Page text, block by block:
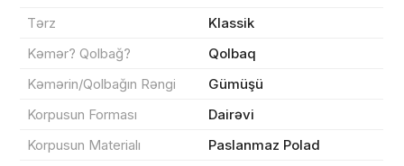
Tərz
Klassik
Kəmər? Qolbağ?
Qolbaq
Kəmərin/Qolbağın Rəngi
Gümüşü
Korpusun Forması
Dairəvi
Korpusun Materialı
Paslanmaz Polad
Məhsul toplam
Endirim
Çatdırılma